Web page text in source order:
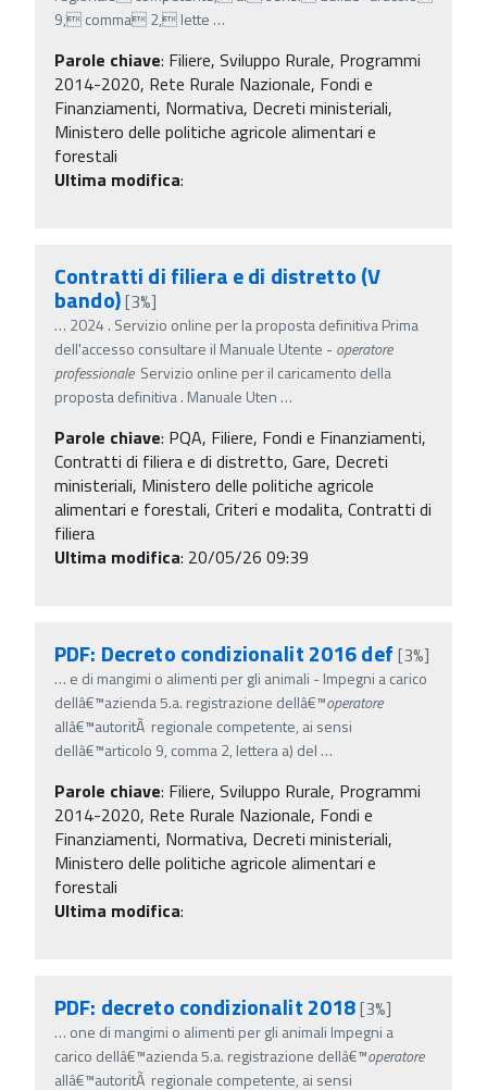
9, comma 2, lette …
Parole chiave: Filiere, Sviluppo Rurale, Programmi
2014-2020, Rete Rurale Nazionale, Fondi e
Finanziamenti, Normativa, Decreti ministeriali,
Ministero delle politiche agricole alimentari e
forestali
Ultima modifica:
Contratti di filiera e di distretto (V
bando)[3%]
… 2024 . Servizio online per la proposta definitiva Prima
dell'accesso consultare il Manuale Utente -operatore
professionaleServizio online per il caricamento della
proposta definitiva . Manuale Uten …
Parole chiave: PQA, Filiere, Fondi e Finanziamenti,
Contratti di filiera e di distretto, Gare, Decreti
ministeriali, Ministero delle politiche agricole
alimentari e forestali, Criteri e modalita, Contratti di
filiera
Ultima modifica: 20/05/26 09:39
PDF: Decreto condizionalit 2016 def [3%]
… e di mangimi o alimenti per gli animali - Impegni a carico
dellâ€™azienda 5.a. registrazione dellâ€™operatore
allâ€™autoritÃ regionale competente, ai sensi
dellâ€™articolo 9, comma 2, lettera a) del …
Parole chiave: Filiere, Sviluppo Rurale, Programmi
2014-2020, Rete Rurale Nazionale, Fondi e
Finanziamenti, Normativa, Decreti ministeriali,
Ministero delle politiche agricole alimentari e
forestali
Ultima modifica:
PDF: decreto condizionalit 2018[3%]
… one di mangimi o alimenti per gli animali Impegni a
carico dellâ€™azienda 5.a. registrazione dellâ€™operatore
allâ€™autoritÃ regionale competente, ai sensi